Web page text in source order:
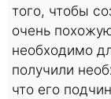
того, чтобы
очень
необходимо
получили
что его